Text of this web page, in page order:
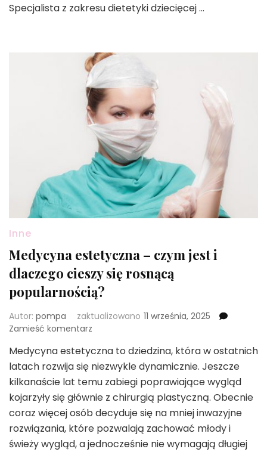
Specjalista z zakresu dietetyki dziecięcej …
Inne
Medycyna estetyczna – czym jest i
dlaczego cieszy się rosnącą
popularnością?
Autor: pompa zaktualizowano 11 września, 2025
Zamieść komentarz
Medycyna
estetyczna
–
czym
jest
i
dlaczego
cieszy
Medycyna estetyczna to dziedzina, która w ostatnich
latach rozwija się niezwykle dynamicznie. Jeszcze
kilkanaście lat temu zabiegi poprawiające wygląd
kojarzyły się głównie z chirurgią plastyczną. Obecnie
coraz więcej osób decyduje się na mniej inwazyjne
rozwiązania, które pozwalają zachować młody i
świeży wygląd, a jednocześnie nie wymagają długiej